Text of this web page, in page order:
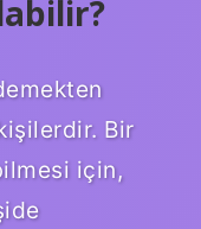
Bir
için,